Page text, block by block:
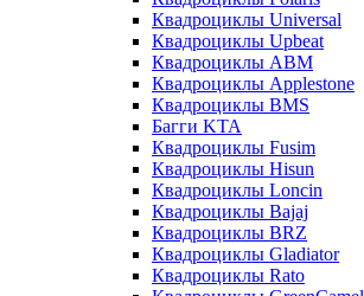
Квадроциклы Universal
Квадроциклы Upbeat
Квадроциклы ABM
Квадроциклы Applestone
Квадроциклы BMS
Багги KTA
Квадроциклы Fusim
Квадроциклы Hisun
Квадроциклы Loncin
Квадроциклы Bajaj
Квадроциклы BRZ
Квадроциклы Gladiator
Квадроциклы Rato